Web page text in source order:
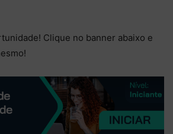
Clique no banner abaixo e